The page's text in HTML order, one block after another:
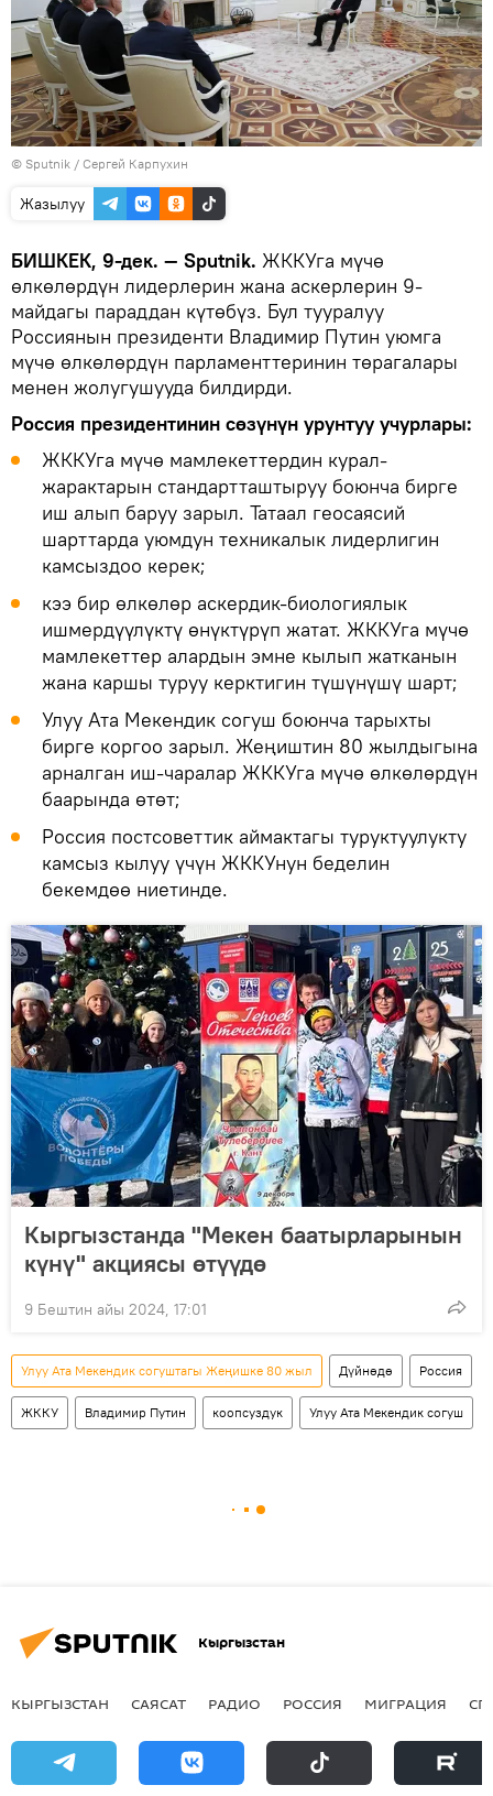
© Sputnik / Сергей Карпухин
Жазылуу
БИШКЕК, 9-дек. — Sputnik. ЖККУга мүчө
өлкөлөрдүн лидерлерин жана аскерлерин 9-
майдагы параддан күтөбүз. Бул тууралуу
Россиянын президенти Владимир Путин уюмга
мүчө өлкөлөрдүн парламенттеринин төрагалары
менен жолугушууда билдирди.
Россия президентинин сөзүнүн урунтуу учурлары:
ЖККУга мүчө мамлекеттердин курал-
жарактарын стандартташтыруу боюнча бирге
иш алып баруу зарыл. Татаал геосаясий
шарттарда уюмдун техникалык лидерлигин
камсыздоо керек;
кээ бир өлкөлөр аскердик-биологиялык
ишмердүүлүктү өнүктүрүп жатат. ЖККУга мүчө
мамлекеттер алардын эмне кылып жатканын
жана каршы туруу керктигин түшүнүшү шарт;
Улуу Ата Мекендик согуш боюнча тарыхты
бирге коргоо зарыл. Жеңиштин 80 жылдыгына
арналган иш-чаралар ЖККУга мүчө өлкөлөрдүн
баарында өтөт;
Россия постсоветтик аймактагы туруктуулукту
камсыз кылуу үчүн ЖККУнун беделин
бекемдөө ниетинде.
Кыргызстанда "Мекен баатырларынын
күнү" акциясы өтүүдө
9 Бештин айы 2024, 17:01
Улуу Ата Мекендик согуштагы Жеңишке 80 жыл Дүйнөдө Россия
ЖККУ Владимир Путин коопсуздук Улуу Ата Мекендик согуш
Кыргызстан
КЫРГЫЗСТАН САЯСАТ РАДИО РОССИЯ МИГРАЦИЯ